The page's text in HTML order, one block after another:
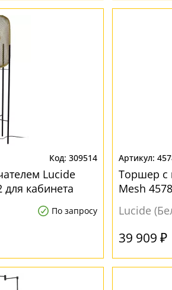
309514
Lucide
кабинета
По запросу
Торшер с
Mesh
Lucide
39 909 ₽